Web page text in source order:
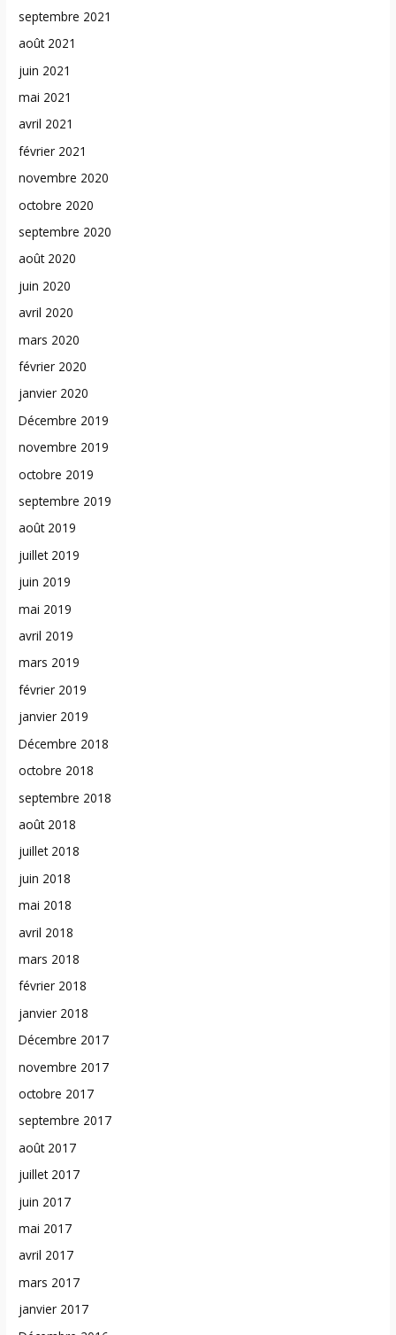
septembre 2021
août 2021
juin 2021
mai 2021
avril 2021
février 2021
novembre 2020
octobre 2020
septembre 2020
août 2020
juin 2020
avril 2020
mars 2020
février 2020
janvier 2020
Décembre 2019
novembre 2019
octobre 2019
septembre 2019
août 2019
juillet 2019
juin 2019
mai 2019
avril 2019
mars 2019
février 2019
janvier 2019
Décembre 2018
octobre 2018
septembre 2018
août 2018
juillet 2018
juin 2018
mai 2018
avril 2018
mars 2018
février 2018
janvier 2018
Décembre 2017
novembre 2017
octobre 2017
septembre 2017
août 2017
juillet 2017
juin 2017
mai 2017
avril 2017
mars 2017
janvier 2017